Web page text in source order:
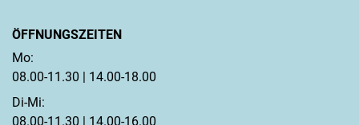
ÖFFNUNGSZEITEN
Mo:
08.00-11.30 | 14.00-18.00
Di-Mi:
08.00-11.30 | 14.00-16.00